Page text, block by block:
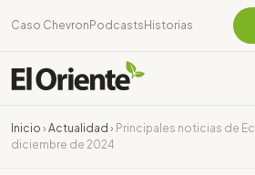
Caso Chevron Podcasts Historias
Inicio › Actualidad › Principales noticias de
diciembre de 2024